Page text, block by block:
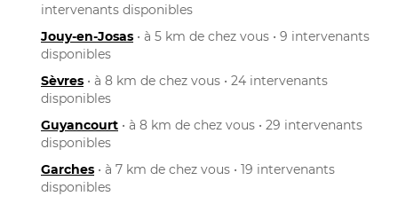
intervenants disponibles
Jouy-en-Josas • à 5 km de chez vous • 9 intervenants
disponibles
Sèvres • à 8 km de chez vous • 24 intervenants
disponibles
Guyancourt • à 8 km de chez vous • 29 intervenants
disponibles
Garches • à 7 km de chez vous • 19 intervenants
disponibles